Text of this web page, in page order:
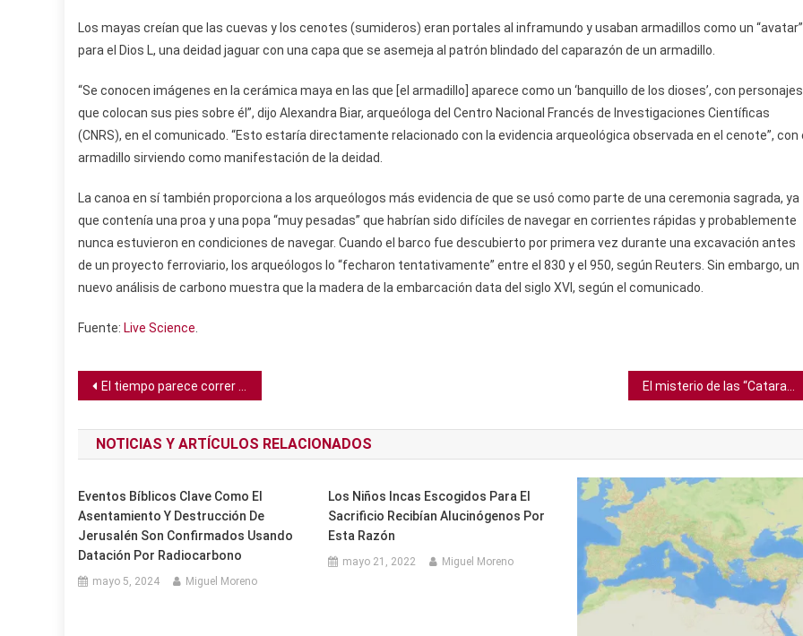
Los mayas creían que las cuevas y los cenotes (sumideros) eran portales al inframundo y usaban armadillos como un “avatar”
para el Dios L, una deidad jaguar con una capa que se asemeja al patrón blindado del caparazón de un armadillo.
“Se conocen imágenes en la cerámica maya en las que [el armadillo] aparece como un ‘banquillo de los dioses’, con personajes
que colocan sus pies sobre él”, dijo Alexandra Biar, arqueóloga del Centro Nacional Francés de Investigaciones Científicas
(CNRS), en el comunicado. “Esto estaría directamente relacionado con la evidencia arqueológica observada en el cenote”, con
armadillo sirviendo como manifestación de la deidad.
La canoa en sí también proporciona a los arqueólogos más evidencia de que se usó como parte de una ceremonia sagrada, ya
que contenía una proa y una popa “muy pesadas” que habrían sido difíciles de navegar en corrientes rápidas y probablemente
nunca estuvieron en condiciones de navegar. Cuando el barco fue descubierto por primera vez durante una excavación antes
de un proyecto ferroviario, los arqueólogos lo “fecharon tentativamente” entre el 830 y el 950, según Reuters. Sin embargo, un
nuevo análisis de carbono muestra que la madera de la embarcación data del siglo XVI, según el comunicado.
Fuente: Live Science
Navegación
de
entradas
El tiempo parece correr 5 veces más lento en el universo temprano
NOTICIAS Y ARTÍCULOS RELACIONADOS
Eventos Bíblicos Clave Como El
Asentamiento Y Destrucción De
Jerusalén Son Confirmados Usando
Datación Por Radiocarbono
mayo 5, 2024 Miguel Moreno
Los Niños Incas Escogidos Para El
Sacrificio Recibían Alucinógenos Por
Esta Razón
mayo 21, 2022 Miguel Moreno